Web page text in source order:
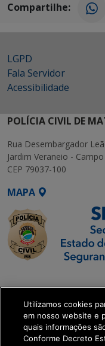
Compartilhe:
LGPD
Fala Servidor
Acessibilidade
POLÍCIA CIVIL DE
Rua Desembargador
Jardim Veraneio -
CEP 79037-100
MAPA
Executiva de
Transformação
get_footer();
Utilizamos cookies
em nosso website e
quais informações
Conforme Decreto